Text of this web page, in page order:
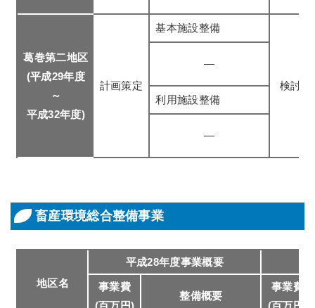
葛巻第二地区
(平成29年度
～
平成32年度)
計画策定
基本施設整備
検討中
―
利用施設整備
―
畜産環境総合整備事業
地区名
平成28年度事業概要
事業費
(百万円)
整備概要
事業費
(百万円)